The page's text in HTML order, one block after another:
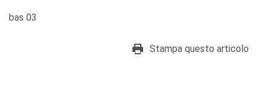
bas 03
Stampa questo articolo